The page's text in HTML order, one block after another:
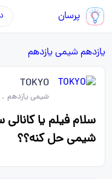
پرسان
یازدهمشیمی یازدهم
TOKYO
شیمی یازدهم .
سلام فیلم یا
شیمی حل کنه؟؟